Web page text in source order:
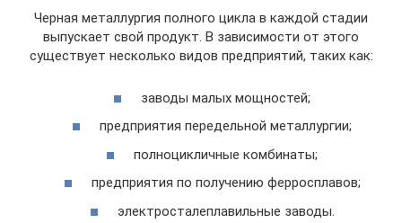
Черная металлургия полного цикла в каждой стадии
выпускает свой продукт. В зависимости от этого
существует несколько видов предприятий, таких как:
заводы малых мощностей;
предприятия передельной металлургии;
полноцикличные комбинаты;
предприятия по получению ферросплавов;
электросталеплавильные заводы.